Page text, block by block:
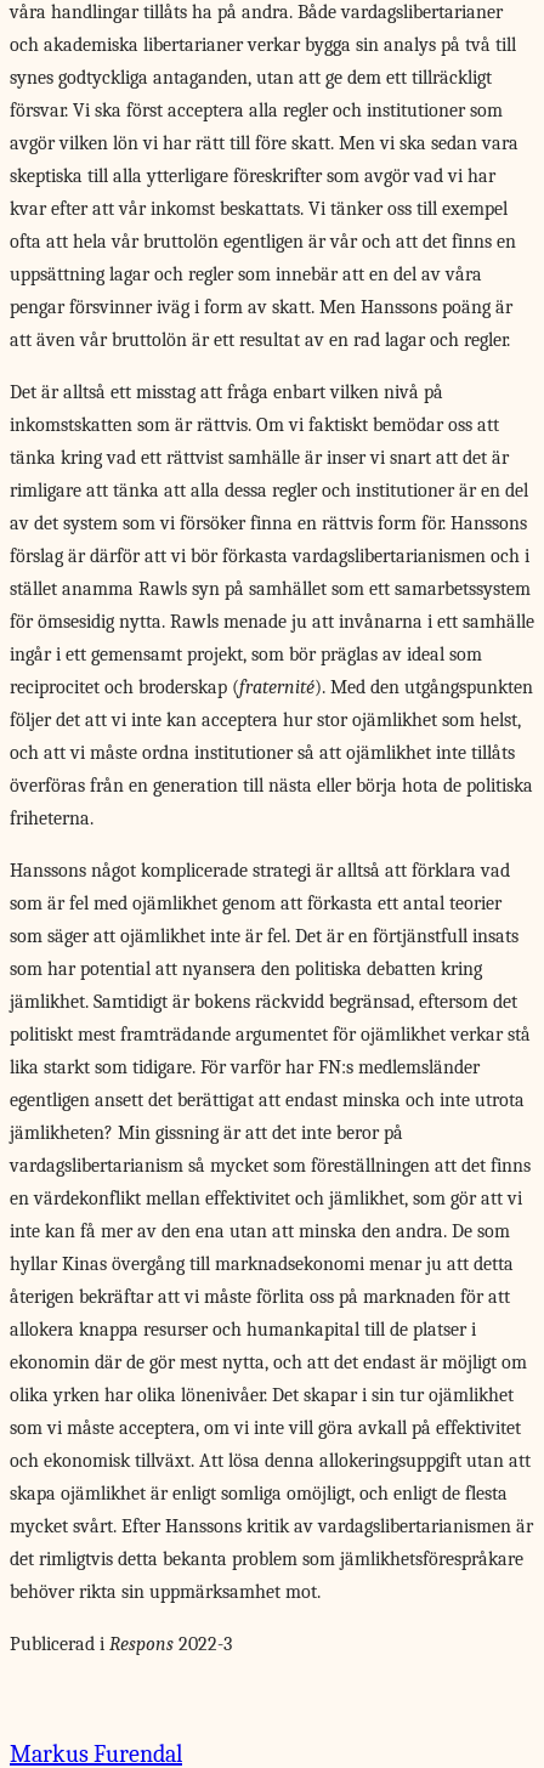
våra handlingar tillåts ha på andra. Både vardagslibertarianer
och akademiska libertarianer verkar bygga sin analys på två till
synes godtyckliga antaganden, utan att ge dem ett tillräckligt
försvar. Vi ska först acceptera alla regler och institutioner som
avgör vilken lön vi har rätt till före skatt. Men vi ska sedan vara
skeptiska till alla ytterligare föreskrifter som avgör vad vi har
kvar efter att vår inkomst beskattats. Vi tänker oss till exempel
ofta att hela vår bruttolön egentligen är vår och att det finns en
uppsättning lagar och regler som innebär att en del av våra
pengar försvinner iväg i form av skatt. Men Hanssons poäng är
att även vår bruttolön är ett resultat av en rad lagar och regler.
Det är alltså ett misstag att fråga enbart vilken nivå på
inkomstskatten som är rättvis. Om vi faktiskt bemödar oss att
tänka kring vad ett rättvist samhälle är inser vi snart att det är
rimligare att tänka att alla dessa regler och institutioner är en del
av det system som vi försöker finna en rättvis form för. Hanssons
förslag är därför att vi bör förkasta vardagslibertarianismen och i
stället anamma Rawls syn på samhället som ett samarbetssystem
för ömsesidig nytta. Rawls menade ju att invånarna i ett samhälle
ingår i ett gemensamt projekt, som bör präglas av ideal som
reciprocitet och broderskap (fraternité). Med den utgångspunkten
följer det att vi inte kan acceptera hur stor ojämlikhet som helst,
och att vi måste ordna institutioner så att ojämlikhet inte tillåts
överföras från en generation till nästa eller börja hota de politiska
friheterna.
Hanssons något komplicerade strategi är alltså att förklara vad
som är fel med ojämlikhet genom att förkasta ett antal teorier
som säger att ojämlikhet inte är fel. Det är en förtjänstfull insats
som har potential att nyansera den politiska debatten kring
jämlikhet. Samtidigt är bokens räckvidd begränsad, eftersom det
politiskt mest framträdande argumentet för ojämlikhet verkar stå
lika starkt som tidigare. För varför har FN:s medlemsländer
egentligen ansett det berättigat att endast minska och inte utrota
jämlikheten? Min gissning är att det inte beror på
vardagslibertarianism så mycket som föreställningen att det finns
en värdekonflikt mellan effektivitet och jämlikhet, som gör att vi
inte kan få mer av den ena utan att minska den andra. De som
hyllar Kinas övergång till marknadsekonomi menar ju att detta
återigen bekräftar att vi måste förlita oss på marknaden för att
allokera knappa resurser och humankapital till de platser i
ekonomin där de gör mest nytta, och att det endast är möjligt om
olika yrken har olika lönenivåer. Det skapar i sin tur ojämlikhet
som vi måste acceptera, om vi inte vill göra avkall på effektivitet
och ekonomisk tillväxt. Att lösa denna allokeringsuppgift utan att
skapa ojämlikhet är enligt somliga omöjligt, och enligt de flesta
mycket svårt. Efter Hanssons kritik av vardagslibertarianismen är
det rimligtvis detta bekanta problem som jämlikhetsförespråkare
behöver rikta sin uppmärksamhet mot.
Publicerad i Respons 2022-3
Markus Furendal